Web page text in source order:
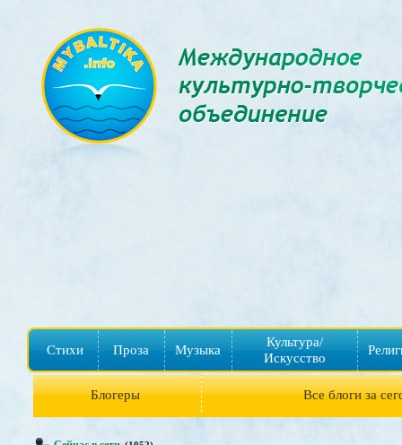
Стихи Проза Музыка
Культура/
Искусство
Блогеры Все блоги за